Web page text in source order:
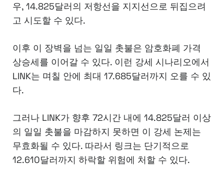
우, 14.825달러의 저항선을 지지선으로 뒤집으려
고 시도할 수 있다.
이후 이 장벽을 넘는 일일 촛불은 암호화폐 가격
상승세를 이어갈 수 있다. 이런 강세 시나리오에서
LINK는 며칠 안에 최대 17.685달러까지 오를 수 있
다.
그러나 LINK가 향후 72시간 내에 14.825달러 이상
의 일일 촛불을 마감하지 못하면 이 강세 논제는
무효화될 수 있다. 따라서 링크는 단기적으로
12.610달러까지 하락할 위험에 처할 수 있다.